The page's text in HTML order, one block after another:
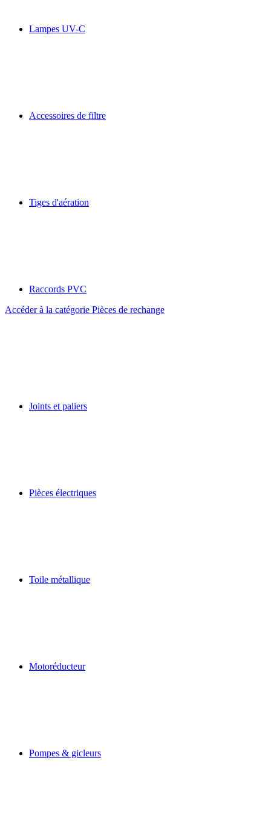
Lampes UV-C
Accessoires de filtre
Tiges d'aération
Raccords PVC
Accéder à la catégorie Pièces de rechange
Joints et paliers
Pièces électriques
Toile métallique
Motoréducteur
Pompes & gicleurs